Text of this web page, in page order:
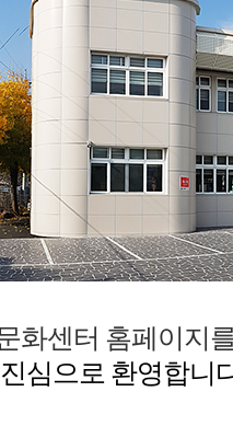
화센터 홈페이지
심으로 환영합니